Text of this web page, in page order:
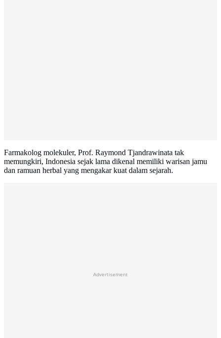
Farmakolog molekuler, Prof. Raymond Tjandrawinata tak
memungkiri, Indonesia sejak lama dikenal memiliki warisan jamu
dan ramuan herbal yang mengakar kuat dalam sejarah.
Advertisement